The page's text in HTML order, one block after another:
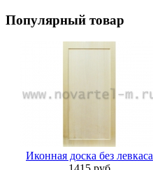
Популярный товар
Иконная доска без левкаса